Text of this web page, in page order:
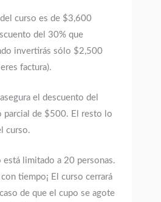
curso es de $3,600
del 30% que
invertirás sólo $2,500
factura).
el descuento del
parcial de $500. El resto lo
curso.
está limitado a 20 personas.
con tiempo¡ El curso cerrará
de que el cupo se agote